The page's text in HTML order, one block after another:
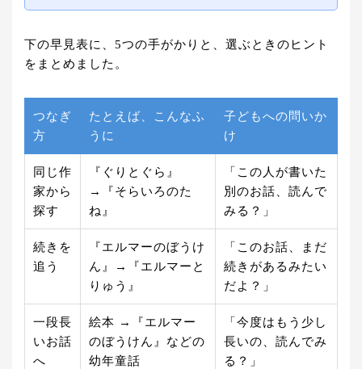
下の早見表に、5つの手がかりと、選ぶときのヒント
をまとめました。
つなぎ
方
たとえば、こんなふ
うに
子どもへの問いか
け
同じ作
家から
探す
『ぐりとぐら』
→『そらいろのた
ね』
「この人が書いた
別のお話、読んで
みる？」
続きを
追う
『エルマーのぼうけ
ん』→『エルマーと
りゅう』
「このお話、まだ
続きがあるみたい
だよ？」
一段長
いお話
へ
絵本 →『エルマー
のぼうけん』などの
幼年童話
「今度はもう少し
長いの、読んでみ
る？」